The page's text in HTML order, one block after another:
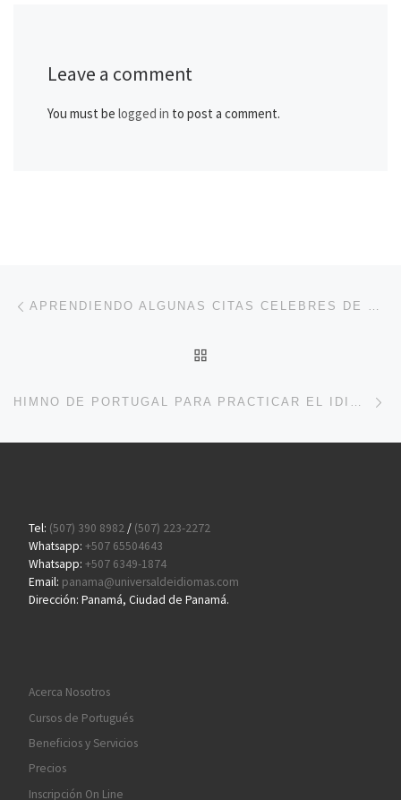
Leave a comment
You must be logged in to post a comment.
Post navigation APRENDIENDO ALGUNAS CITAS CELEBRES DE NIETZSCHE EN PORTUGUÉS
HIMNO DE PORTUGAL PARA PRACTICAR EL IDIOMA
Tel: (507) 390 8982/ (507) 223-2272
Whatsapp: +507 65504643
Whatsapp: +507 6349-1874
Email: panama@universaldeidiomas.com
Dirección: Panamá, Ciudad de Panamá.
Acerca Nosotros
Cursos de Portugués
Beneficios y Servicios
Precios
Inscripción On Line